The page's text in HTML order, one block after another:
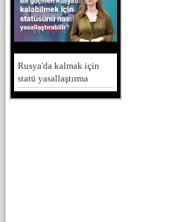
Rusya'da kalmak için
statü yasallaştırma